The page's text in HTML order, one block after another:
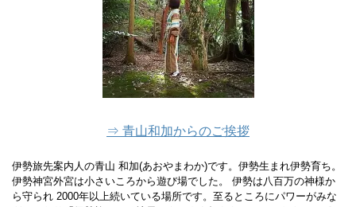
⇒ 青山和加からのご挨拶
伊勢旅先案内人の青山 和加(あおやまわか)です。伊勢生まれ伊勢育ち。
伊勢神宮外宮は小さいころから遊び場でした。 伊勢は八百万の神様か
ら守られ 2000年以上続いている場所です。至るところにパワーがみな